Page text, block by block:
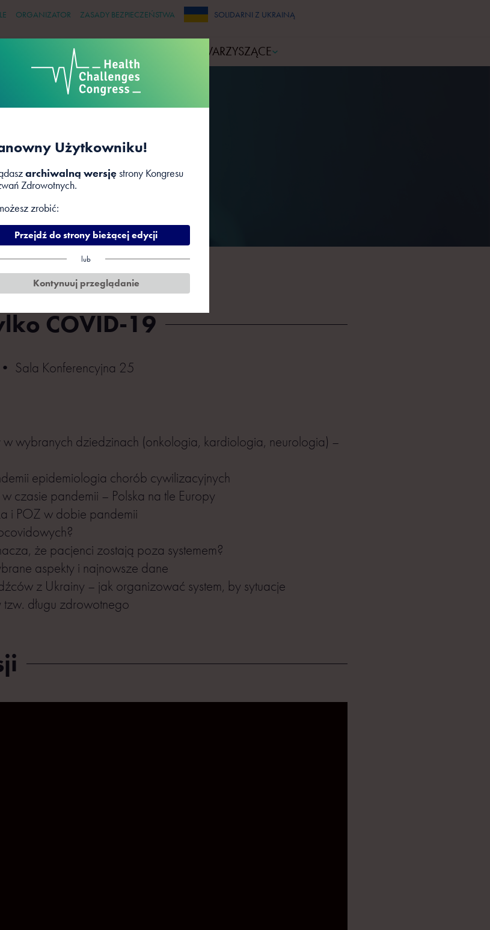
ORGANIZATOR ZASADY BEZPIECZEŃSTWA SOLIDARNI Z UKRAINĄ
PARTNERZY WYDARZENIA TOWARZYSZĄCE
Sesje
COVID-19
Konferencyjna 25
w wybranych dziedzinach (onkologia, kardiologia, neurologia) –
epidemiologia chorób cywilizacyjnych
czasie pandemii – Polska na tle Europy
i POZ w dobie pandemii
że pacjenci zostają poza systemem?
aspekty i najnowsze dane
z Ukrainy – jak organizować system, by sytuacje
długu zdrowotnego
Użytkowniku!
archiwalną wersjęstrony Kongresu
Zdrowotnych.
zrobić:
Przejdź do strony bieżącej edycji
lub
Kontynuuj przeglądanie